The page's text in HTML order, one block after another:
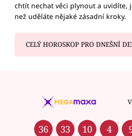
chtít nechat věci plynout a uvidíte,
než uděláte nějaké zásadní kroky.
CELÝ HOROSKOP PRO DNEŠNÍ
36 33 10 4